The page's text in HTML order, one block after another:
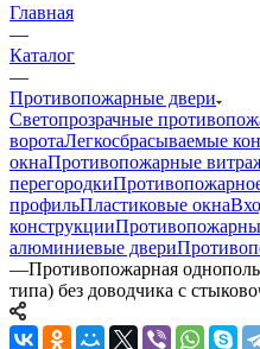
Главная
—
Каталог
—
Противопожарные двери
Светопрозрачные
воротаЛегкосбрасываемые
окнаПротивопожарные
перегородки
профильПластиковые окна
конструкции
алюминиевые двери
—Противопожарная
типа) без доводчика с